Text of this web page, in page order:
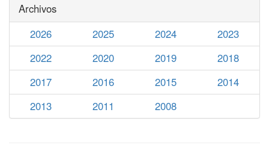
Archivos
2026
2025 2024
2023
2022
2020 2019
2018
2017
2016 2015
2014
2013
2011 2008